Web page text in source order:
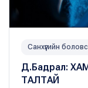
Санхүүгийн
Д.Бадрал:
ТАЛТАЙ